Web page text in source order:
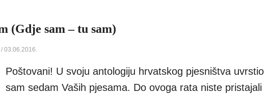
(Gdje sam – tu sam)
/ 03.06.2016.
Poštovani! U svoju antologiju hrvatskog pjesništva uvrstio
sam sedam Vaših pjesama. Do ovoga rata niste pristajali